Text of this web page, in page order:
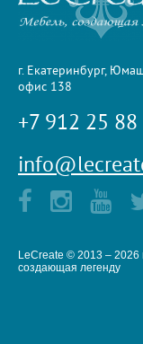
г. Екатеринбург,
офис 138
+7 912 25 88
LeCreate © 2013 – 2026
создающая легенду